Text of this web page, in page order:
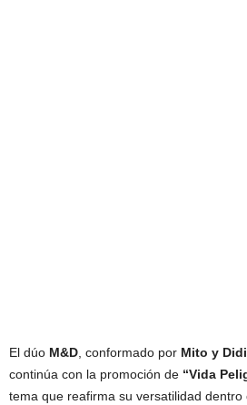
El dúo M&D, conformado por Mito y
continúa con la promoción de “Vida
tema que reafirma su versatilidad